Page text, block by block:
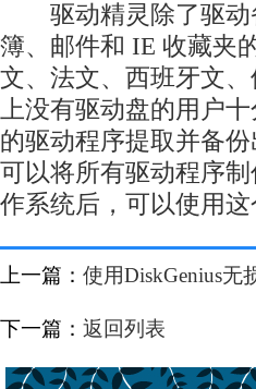
驱动精灵除了驱动
簿、邮件和 IE 收藏夹
文、法文、西班牙文
上没有驱动盘的用户
的驱动程序提取并备
可以将所有驱动程序
作系统后，可以使用
上一篇： 使用DiskGenius无
下一篇： 返回列表